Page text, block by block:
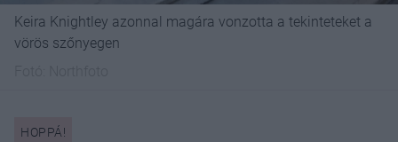
Keira Knightley azonnal magára vonzotta a tekinteteket a
vörös szőnyegen